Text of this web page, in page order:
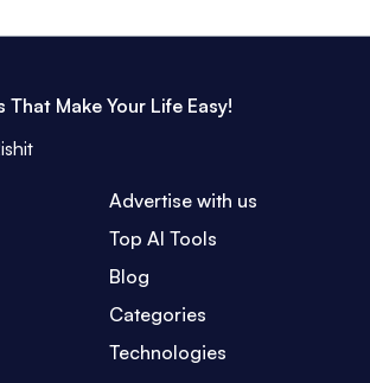
That Make Your Life Easy!
Advertise with us
Top AI Tools
Blog
Categories
Technologies